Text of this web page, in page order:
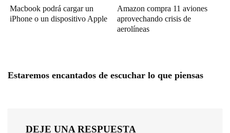
Macbook podrá cargar un
iPhone o un dispositivo Apple
Amazon compra 11 aviones
aprovechando crisis de
aerolíneas
Estaremos encantados de escuchar lo que piensas
DEJE UNA RESPUESTA